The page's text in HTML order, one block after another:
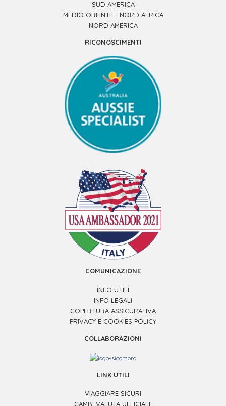
SUD AMERICA
MEDIO ORIENTE - NORD AFRICA
NORD AMERICA
RICONOSCIMENTI
COMUNICAZIONE
INFO UTILI
INFO LEGALI
COPERTURA ASSICURATIVA
PRIVACY E COOKIES POLICY
COLLABORAZIONI
LINK UTILI
VIAGGIARE SICURI
CAMBI VALUTA UFFICIALE